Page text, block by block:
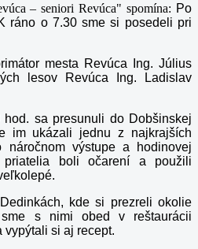
– seniori Revúca" spomína: Po
ráno o 7.30 sme si posedeli pri
mesta Revúca Ing. Július
lesov Revúca Ing. Ladislav
sa presunuli do Dobšinskej
im ukázali jednu z najkrajších
výstupe a hodinovej
priatelia boli očarení a použili
kde si prezreli okolie
s nimi obed v reštaurácii
vypýtali si aj recept.